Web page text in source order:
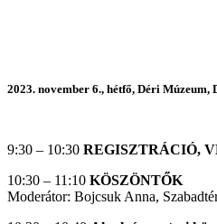
2023. november 6., hétfő, Déri Múzeum,
9:30 – 10:30 REGISZTRÁCIÓ,
10:30 – 11:10 KÖSZÖNTŐK
Moderátor: Bojcsuk Anna,